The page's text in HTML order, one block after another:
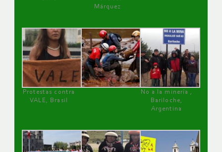
Márquez
Protestas contra
VALE, Brasil
No a la minería ,
Bariloche,
Argentina